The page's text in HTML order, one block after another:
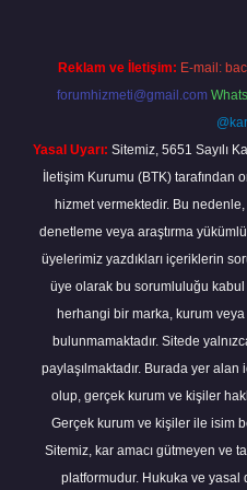
Reklam ve İletişim: E-mail:
forumhizmeti@gmail.com
Yasal Uyarı: Sitemiz, 5651 Sayılı
İletişim Kurumu (BTK) tarafından
hizmet vermektedir. Bu
denetleme veya araştırma
üyelerimiz yazdıkları içeriklerin
üye olarak bu sorumluluğu kabul
herhangi bir marka, kurum veya
bulunmamaktadır. Sitede
paylaşılmaktadır. Burada yer
olup, gerçek kurum ve kişiler
Gerçek kurum ve kişiler ile isim
Sitemiz, kar amacı gütmeyen ve
platformudur. Hukuka ve yasal